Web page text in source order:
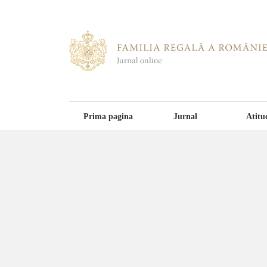
Prima pagina Jurnal